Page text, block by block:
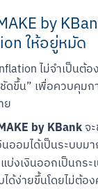
by
ให้อยู่หมัด
ไม่จำเป็นต้
ดขึ้น” เพื่อควบคุมก
ย
by KBank จ
นออมได้เป็นระบบม
บ่งเงินออกเป็นกระ